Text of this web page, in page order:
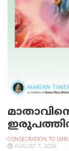
CONSECRATION TO
AUGUST 7, 2026